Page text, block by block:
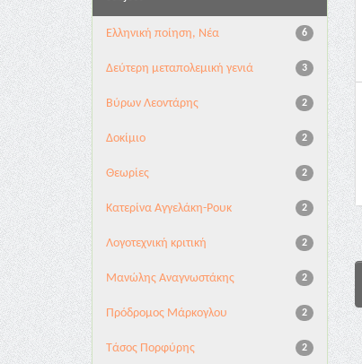
6
Ελληνική ποίηση, Νέα
3
Δεύτερη μεταπολεμική γενιά
2
Βύρων Λεοντάρης
2
Δοκίμιο
2
Θεωρίες
2
Κατερίνα Αγγελάκη-Ρουκ
2
Λογοτεχνική κριτική
2
Μανώλης Αναγνωστάκης
2
Πρόδρομος Μάρκογλου
2
Τάσος Πορφύρης